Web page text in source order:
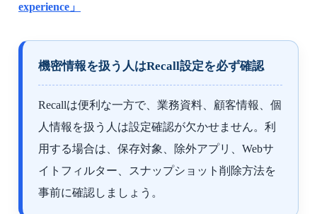
experience」
機密情報を扱う人はRecall設定を必ず確認
Recallは便利な一方で、業務資料、顧客情報、個
人情報を扱う人は設定確認が欠かせません。利
用する場合は、保存対象、除外アプリ、Webサ
イトフィルター、スナップショット削除方法を
事前に確認しましょう。